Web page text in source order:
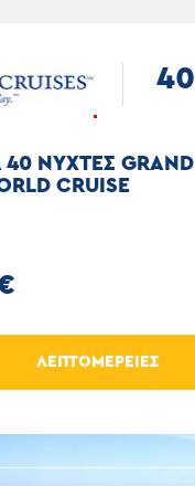
40
40 ΝΥΧΤΕΣ GRAND
CRUISE
ΛΕΠΤΟΜΕΡΕΙΕΣ